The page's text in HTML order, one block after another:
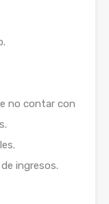
no contar con
ingresos.